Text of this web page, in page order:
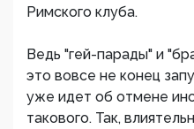
Римского клуба.
Ведь "гей-парады" и
это вовсе не конец
уже идет об отмене
такового. Так,